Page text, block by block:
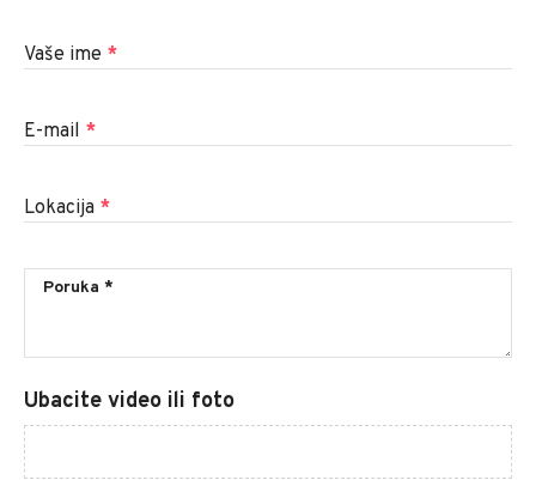
Vaše ime *
E-mail *
Lokacija *
Ubacite video ili foto